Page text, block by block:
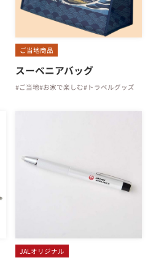
ご当地商品
スーベニアバッグ
#ご当地#お家で楽しむ#トラベルグッズ
JALオリジナル